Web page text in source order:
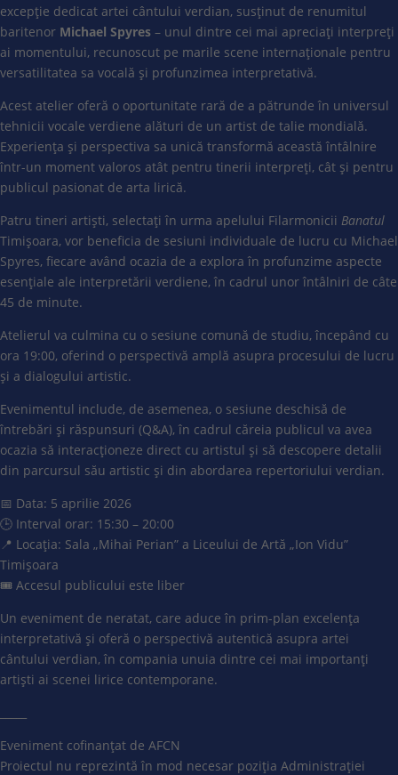
excepție dedicat artei cântului verdian, susținut de renumitul
baritenor Michael Spyres – unul dintre cei mai apreciați interpreți
ai momentului, recunoscut pe marile scene internaționale pentru
versatilitatea sa vocală și profunzimea interpretativă.
Acest atelier oferă o oportunitate rară de a pătrunde în universul
tehnicii vocale verdiene alături de un artist de talie mondială.
Experiența și perspectiva sa unică transformă această întâlnire
într-un moment valoros atât pentru tinerii interpreți, cât și pentru
publicul pasionat de arta lirică.
Patru tineri artiști, selectați în urma apelului Filarmonicii Banatul
Timișoara, vor beneficia de sesiuni individuale de lucru cu Michael
Spyres, fiecare având ocazia de a explora în profunzime aspecte
esențiale ale interpretării verdiene, în cadrul unor întâlniri de câte
45 de minute.
Atelierul va culmina cu o sesiune comună de studiu, începând cu
ora 19:00, oferind o perspectivă amplă asupra procesului de lucru
și a dialogului artistic.
Evenimentul include, de asemenea, o sesiune deschisă de
întrebări și răspunsuri (Q&A), în cadrul căreia publicul va avea
ocazia să interacționeze direct cu artistul și să descopere detalii
din parcursul său artistic și din abordarea repertoriului verdian.
📅 Data: 5 aprilie 2026
🕒 Interval orar: 15:30 – 20:00
📍 Locația: Sala „Mihai Perian” a Liceului de Artă „Ion Vidu”
Timișoara
🎟️ Accesul publicului este liber
Un eveniment de neratat, care aduce în prim-plan excelența
interpretativă și oferă o perspectivă autentică asupra artei
cântului verdian, în compania unuia dintre cei mai importanți
artiști ai scenei lirice contemporane.
Eveniment cofinanțat de AFCN
Proiectul nu reprezintă în mod necesar poziția Administrației